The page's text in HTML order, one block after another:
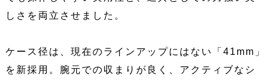
しさを両立させました。
ケース径は、現在のラインアップにはない「41mm」
を新採用。腕元での収まりが良く、アクティブなシ